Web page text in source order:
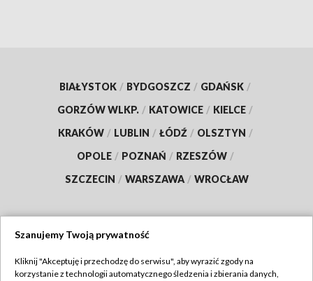
BIAŁYSTOK / BYDGOSZCZ / GDAŃSK /
GORZÓW WLKP. / KATOWICE / KIELCE /
KRAKÓW / LUBLIN / ŁÓDŹ / OLSZTYN /
OPOLE / POZNAŃ / RZESZÓW /
SZCZECIN / WARSZAWA / WROCŁAW
TVP
Szanujemy Twoją prywatność
Kliknij "Akceptuję i przechodzę do serwisu", aby wyrazić zgody na
korzystanie z technologii automatycznego śledzenia i zbierania danych,